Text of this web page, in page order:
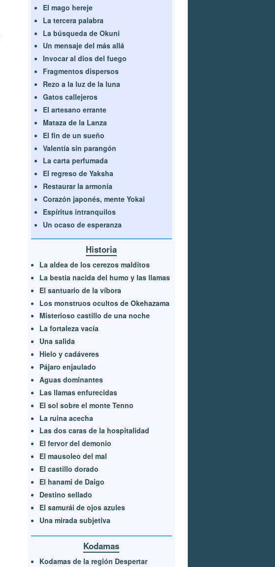
El mago hereje
La tercera palabra
La búsqueda de Okuni
Un mensaje del más allá
Invocar al dios del fuego
Fragmentos dispersos
Rezo a la luz de la luna
Gatos callejeros
El artesano errante
Mataza de la Lanza
El fin de un sueño
Valentía sin parangón
La carta perfumada
El regreso de Yaksha
Restaurar la armonía
Corazón japonés, mente Yokai
Espíritus intranquilos
Un ocaso de esperanza
Historia
La aldea de los cerezos malditos
La bestia nacida del humo y las llamas
El santuario de la víbora
Los monstruos ocultos de Okehazama
Misterioso castillo de una noche
La fortaleza vacía
Una salida
Hielo y cadáveres
Pájaro enjaulado
Aguas dominantes
Las llamas enfurecidas
El sol sobre el monte Tenno
La ruina acecha
Las dos caras de la hospitalidad
El fervor del demonio
El mausoleo del mal
El castillo dorado
El hanami de Daigo
Destino sellado
El samurái de ojos azules
Una mirada subjetiva
Kodamas
Kodamas de la región Despertar